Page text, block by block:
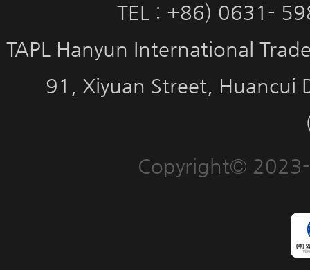
TEL : +86) 0631-
TAPL Hanyun International
91, Xiyuan Street, Huancui
Copyright©